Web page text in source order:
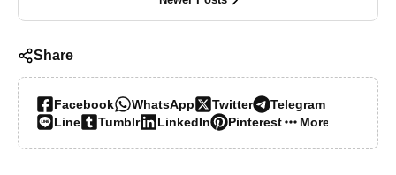
Share
Facebook WhatsApp Twitter
Telegram
Line
Tumblr LinkedIn Pinterest More…